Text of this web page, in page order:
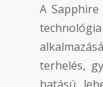
A
terhelés,